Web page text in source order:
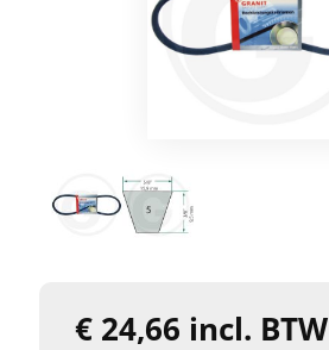
€ 24,66 incl. BTW